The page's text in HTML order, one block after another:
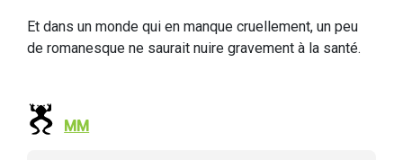
Et dans un monde qui en manque cruellement, un peu
de romanesque ne saurait nuire gravement à la santé.
MM